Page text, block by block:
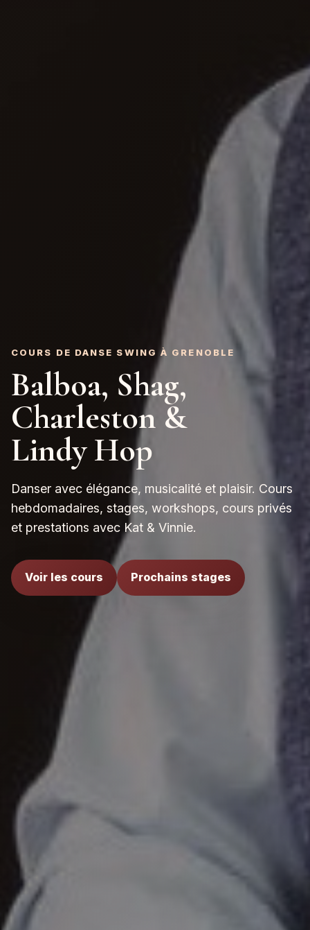
COURS DE DANSE SWING À GRENOBLE
Balboa, Shag,
Charleston &
Lindy Hop
Danser avec élégance, musicalité et plaisir. Cours
hebdomadaires, stages, workshops, cours privés
et prestations avec Kat & Vinnie.
Voir les cours Prochains stages